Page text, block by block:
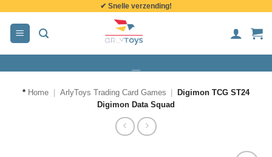
inhoud
✔ Snelle verzending!
* Home ArlyToys Trading Card Games
Digimon TCG ST24
Digimon Data Squad